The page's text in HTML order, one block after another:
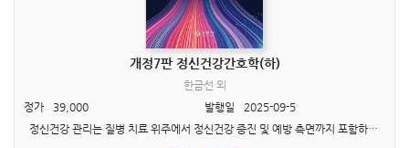
개정7판 정신건강간호학(하)
한금선 외
정가
39,000 발행일
2025-09-5
정신건강 관리는 질병 치료 위주에서 정신건강 증진 및 예방 측면까지 포함하는 포괄적 과정으로 고려되고 있으며, 이에 정신건강 간호사의 역할도 확대, 변화되고 있다. 이러한 변화에 맞추어 이번..